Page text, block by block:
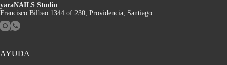
yaraNAILS Studio
Francisco Bilbao 1344 of 230, Providencia, Santiago
AYUDA